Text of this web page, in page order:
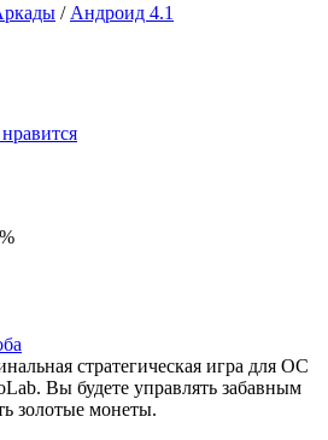
/ Андроид 4.1
стратегическая игра для ОС
Вы будете управлять забавным
золотые монеты.